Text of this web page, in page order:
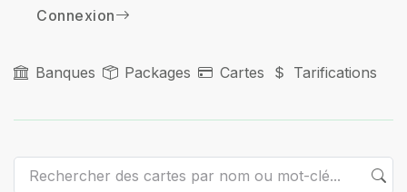
Connexion
Banques Packages Cartes Tarifications